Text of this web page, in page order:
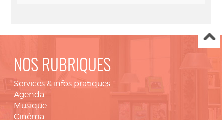
NOS RUBRIQUES
Services & infos pratiques
Agenda
Musique
Cinéma